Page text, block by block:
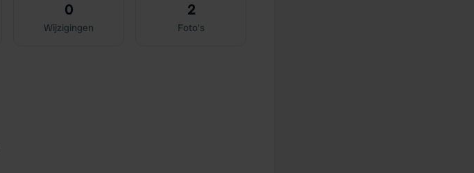
0
Wijzigingen
2
Foto's